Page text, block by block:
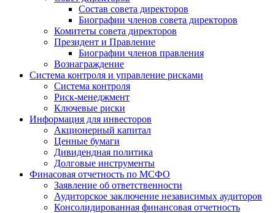
Состав совета директоров
Биографии членов совета директоров
Комитеты совета директоров
Президент и Правление
Биографии членов правления
Вознаграждение
Система контроля и управление рисками
Система контроля
Риск-менеджмент
Ключевые риски
Информация для инвесторов
Акционерный капитал
Ценные бумаги
Дивидендная политика
Долговые инструменты
Финасовая отчетность по МСФО
Заявление об ответственности
Аудиторское заключение независимых аудиторов
Консолидированная финансовая отчетность